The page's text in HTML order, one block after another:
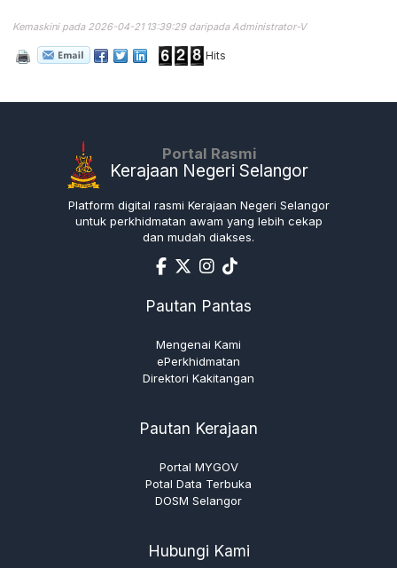
Kemaskini pada 2026-04-21 13:39:29 daripada Administrator-V
Hits
Portal Rasmi
Kerajaan Negeri Selangor
Platform digital rasmi Kerajaan Negeri Selangor
untuk perkhidmatan awam yang lebih cekap
dan mudah diakses.
Pautan Pantas
Mengenai Kami
ePerkhidmatan
Direktori Kakitangan
Pautan Kerajaan
Portal MYGOV
Potal Data Terbuka
DOSM Selangor
Hubungi Kami